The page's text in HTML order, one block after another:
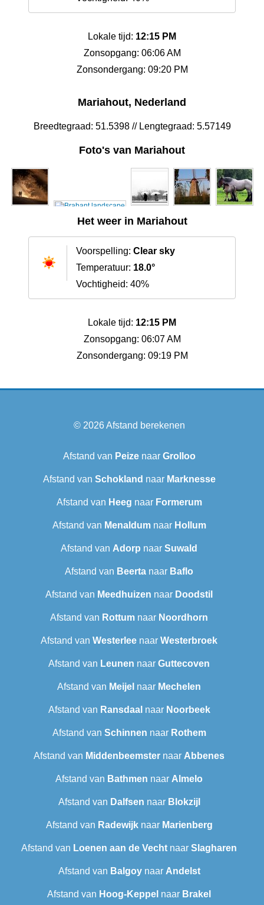
Lokale tijd: 12:15 PM
Zonsopgang: 06:06 AM
Zonsondergang: 09:20 PM
Mariahout, Nederland
Breedtegraad: 51.5398 // Lengtegraad: 5.57149
Foto's van Mariahout
Het weer in Mariahout
Voorspelling: Clear sky
Temperatuur: 18.0°
Vochtigheid: 40%
Lokale tijd: 12:15 PM
Zonsopgang: 06:07 AM
Zonsondergang: 09:19 PM
© 2026Afstand berekenen
Afstand van Peizenaar Grolloo
Afstand van Schokland naar Marknesse
Afstand van Heeg naar Formerum
Afstand van Menaldumnaar Hollum
Afstand van Adorp naar Suwald
Afstand van Beerta naar Baflo
Afstand van Meedhuizen naar Doodstil
Afstand van Rottum naar Noordhorn
Afstand van Westerlee naar Westerbroek
Afstand van Leunen naar Guttecoven
Afstand van Meijel naar Mechelen
Afstand van Ransdaal naar Noorbeek
Afstand van Schinnen naar Rothem
Afstand van Middenbeemster naar Abbenes
Afstand van Bathmen naar Almelo
Afstand van Dalfsen naar Blokzijl
Afstand van Radewijknaar Marienberg
Afstand van Loenen aan de Vecht naar Slagharen
Afstand van Balgoynaar Andelst
Afstand van Hoog-Keppel naar Brakel